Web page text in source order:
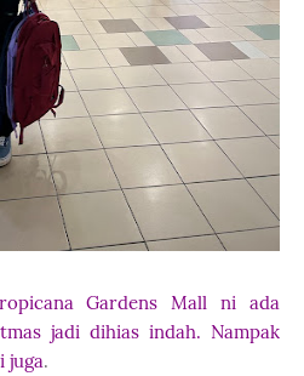
Gardens Mall ni ada
jadi dihias indah. Nampak
juga.